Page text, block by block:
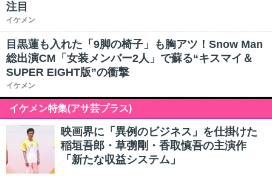
注目
イケメン
目黒蓮も入れた「9脚の椅子」も胸アツ！Snow Man
総出演CM「女装メンバー2人」で蘇る“キスマイ＆
SUPER EIGHT版”の衝撃
イケメン
イケメン特集(アサ芸プラス)
映画界に「異例のビジネス」を仕掛けた
稲垣吾郎・草彅剛・香取慎吾の主演作
「新たな収益システム」